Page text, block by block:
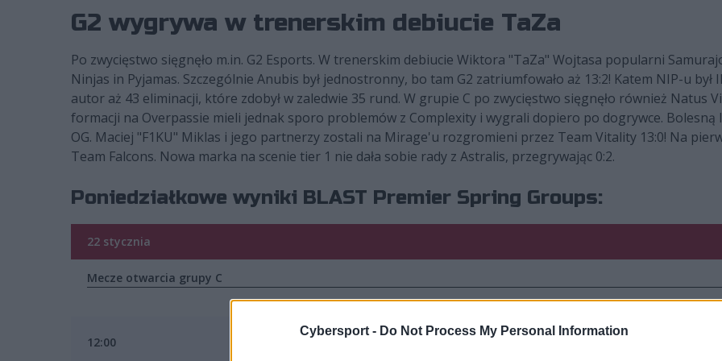
Cybersport - Do Not Process My Personal Information
G2 wygrywa w trenerskim debiucie TaZa
Po zwycięstwo sięgnęło m.in. G2 Esports. W trenerskim debiucie Wiktora "TaZa" Wojtasa popularni
Ninjas in Pyjamas. Szczególnie Anubis był jednostronny, bo tam G2 zatriumfowało aż 13:2! Katem NIP-u był
autor aż 43 eliminacji, które zdobył w zaledwie 35 rund. W grupie C po zwycięstwo sięgnęło również Natus
formacji na Overpassie mieli jednak sporo problemów z Complexity i wygrali dopiero po dogrywce. Bolesną
OG. Maciej "F1KU" Miklas i jego partnerzy zostali na Mirage'u rozgromieni przez Team Vitality 13:0! Na
Team Falcons. Nowa marka na scenie tier 1 nie dała sobie rady z Astralis, przegrywając 0:2.
Poniedziałkowe wyniki BLAST Premier Spring Groups:
22 stycznia
Mecze otwarcia grupy C
12:00 G2 Esports 2:0